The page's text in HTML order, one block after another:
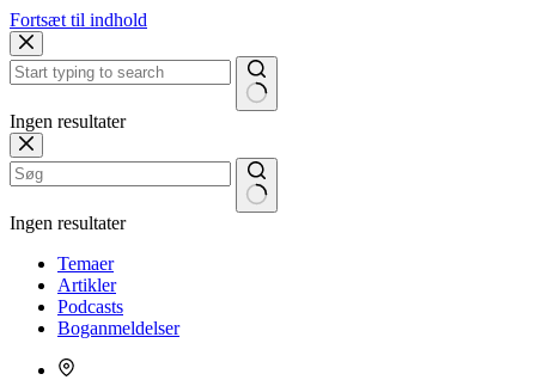
Fortsæt til indhold
Ingen resultater
Ingen resultater
Temaer
Artikler
Podcasts
Boganmeldelser